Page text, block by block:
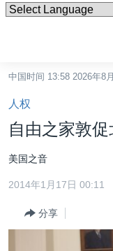
碍
链
接
转
内
台湾
港澳
国际
最新国际新闻
中国时间 13:58 2026年8
人权
自由之家敦
美国之音
2014年1月17日 00:11
分享